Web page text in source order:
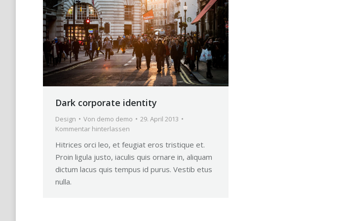
Dark corporate identity
Design Von demo demo
29. April 2013
Kommentar hinterlassen
Hitrices orci leo, et feugiat eros tristique et.
Proin ligula justo, iaculis quis ornare in, aliquam
dictum lacus quis tempus id purus. Vestib etus
nulla.